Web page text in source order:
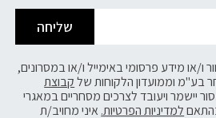
שליחה
ו/או מידע פרסומי באימייל ו/או במסרונים,
בע"מ וממועדון הלקוחות שלקבוצת
יישמר ויעובד לצרכים מסחריים במאגרי
למדיניות הפרטיות. איני מחויב/ת